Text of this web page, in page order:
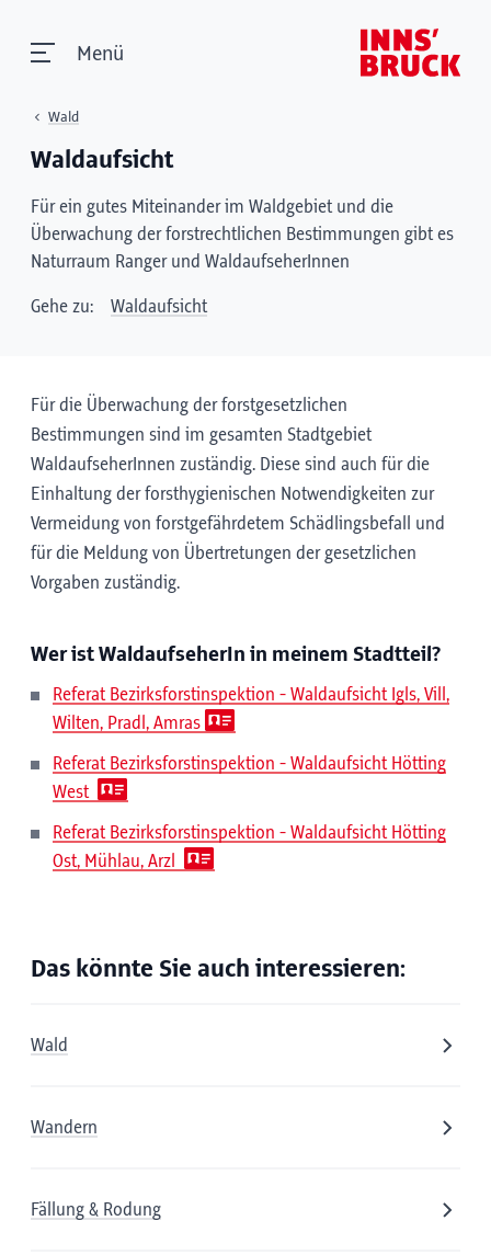
Menü
Wald
Waldaufsicht
Für ein gutes Miteinander im Waldgebiet und die
Überwachung der forstrechtlichen Bestimmungen gibt es
Naturraum Ranger und WaldaufseherInnen
Gehe zu: Waldaufsicht
Für die Überwachung der forstgesetzlichen
Bestimmungen sind im gesamten Stadtgebiet
WaldaufseherInnen zuständig. Diese sind auch für die
Einhaltung der forsthygienischen Notwendigkeiten zur
Vermeidung von forstgefährdetem Schädlingsbefall und
für die Meldung von Übertretungen der gesetzlichen
Vorgaben zuständig.
Wer ist WaldaufseherIn in meinem Stadtteil?
Referat Bezirksforstinspektion - Waldaufsicht Igls, Vill,
Wilten, Pradl, Amras
Referat Bezirksforstinspektion - Waldaufsicht Hötting
West
Referat Bezirksforstinspektion - Waldaufsicht Hötting
Ost, Mühlau, Arzl
Das könnte Sie auch interessieren:
Wald
Wandern
Fällung & Rodung